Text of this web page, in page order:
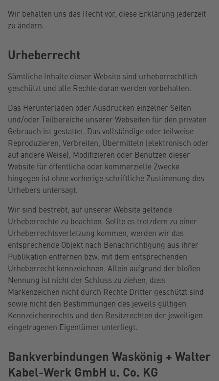
Wir behalten uns das Recht vor, diese Erklärung jederzeit
zu ändern.
Urheberrecht
Sämtliche Inhalte dieser Website sind urheberrechtlich
geschützt und alle Rechte daran werden vorbehalten.
Das Herunterladen oder Ausdrucken einzelner Seiten
und/oder Teilbereiche unserer Webseiten für den privaten
Gebrauch ist gestattet. Das vollständige oder teilweise
Reproduzieren, Verbreiten, Übermitteln (elektronisch oder
auf andere Weise), Modifizieren oder Benutzen dieser
Website für öffentliche oder kommerzielle Zwecke
hingegen ist ohne vorherige schriftliche Zustimmung des
Urhebers untersagt.
Wir sind bestrebt, auf unserer Website geltende
Urheberrechte zu beachten. Sollte es trotzdem zu einer
Urheberrechtsverletzung kommen, werden wir das
entsprechende Objekt nach Benachrichtigung aus ihrer
Publikation entfernen bzw. mit dem entsprechenden
Urheberrecht kennzeichnen. Allein aufgrund der bloßen
Nennung ist nicht der Schluss zu ziehen, dass
Markenzeichen nicht durch Rechte Dritter geschützt sind
sowie nicht den Bestimmungen des jeweils gültigen
Kennzeichenrechts und den Besitzrechten der jeweiligen
eingetragenen Eigentümer unterliegt.
Bankverbindungen Waskönig + Walter
Kabel-Werk GmbH u. Co. KG